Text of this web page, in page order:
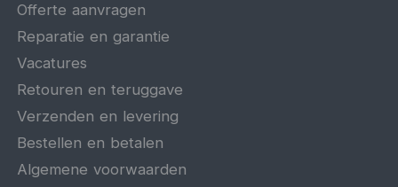
Offerte aanvragen
Reparatie en garantie
Vacatures
Retouren en teruggave
Verzenden en levering
Bestellen en betalen
Algemene voorwaarden